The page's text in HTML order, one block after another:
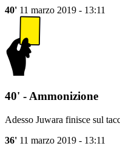
40' 11 marzo 2019 - 13:11
40' - Ammonizione
Adesso Juwara finisce sul
36' 11 marzo 2019 - 13:11